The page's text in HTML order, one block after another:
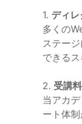
1. ディ
多くの
ステー
できるス
2. 受講
当アカ
ート体